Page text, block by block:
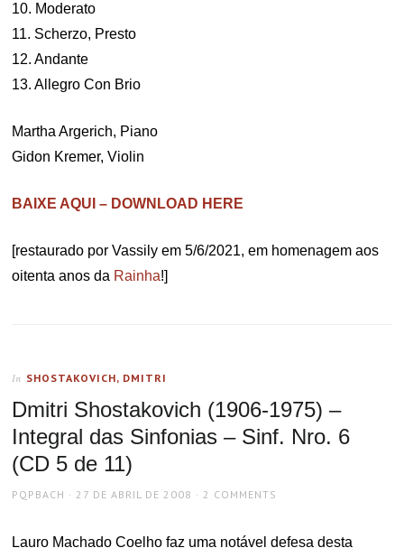
10. Moderato
11. Scherzo, Presto
12. Andante
13. Allegro Con Brio
Martha Argerich, Piano
Gidon Kremer, Violin
BAIXE AQUI – DOWNLOAD HERE
[restaurado por Vassily em 5/6/2021, em homenagem aos
oitenta anos da Rainha!]
In SHOSTAKOVICH, DMITRI
Dmitri Shostakovich (1906-1975) –
Integral das Sinfonias – Sinf. Nro. 6
(CD 5 de 11)
AUTHOR
PQPBACH
POSTED
27 DE ABRIL DE 2008 2 COMMENTS
Lauro Machado Coelho faz uma notável defesa desta